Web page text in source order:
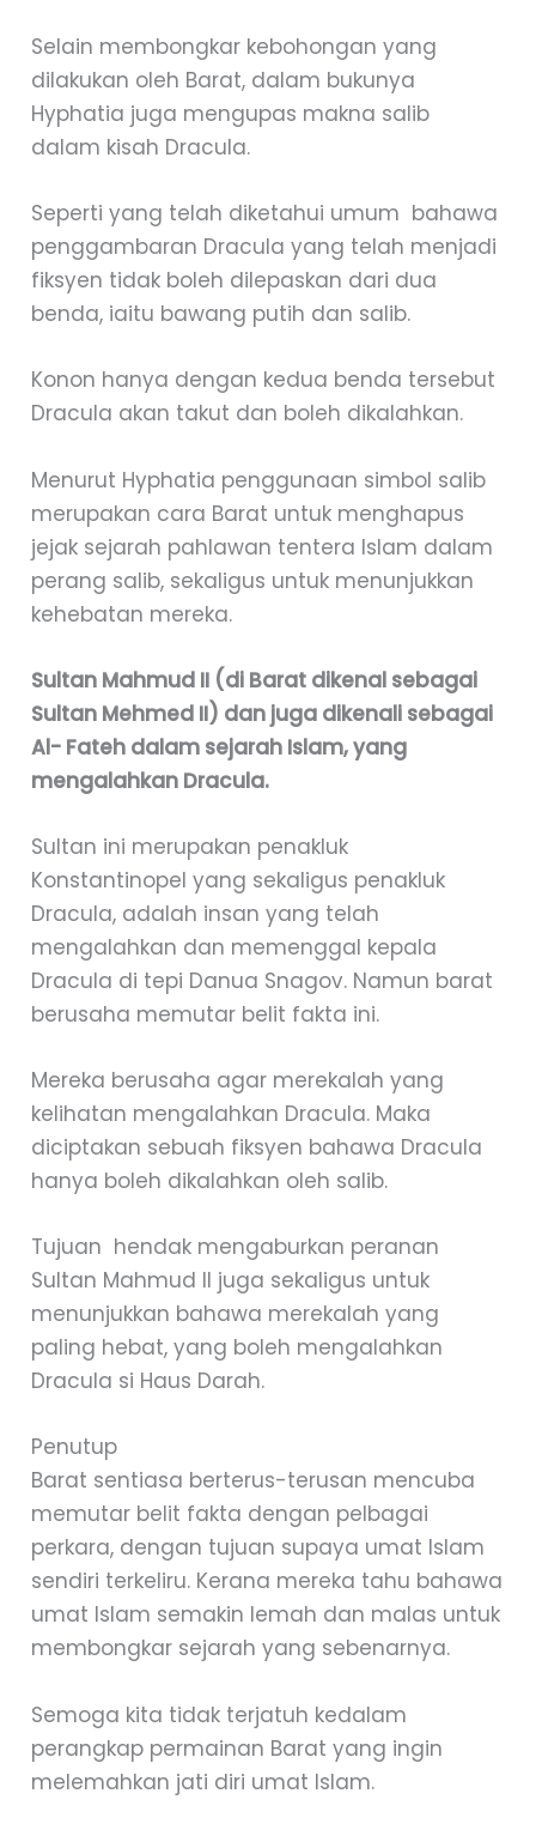
Selain membongkar kebohongan yang
dilakukan oleh Barat, dalam bukunya
Hyphatia juga mengupas makna salib
dalam kisah Dracula.
Seperti yang telah diketahui umum bahawa
penggambaran Dracula yang telah menjadi
fiksyen tidak boleh dilepaskan dari dua
benda, iaitu bawang putih dan salib.
Konon hanya dengan kedua benda tersebut
Dracula akan takut dan boleh dikalahkan.
Menurut Hyphatia penggunaan simbol salib
merupakan cara Barat untuk menghapus
jejak sejarah pahlawan tentera Islam dalam
perang salib, sekaligus untuk menunjukkan
kehebatan mereka.
Sultan Mahmud II (di Barat dikenal sebagai
Sultan Mehmed II) dan juga dikenali sebagai
Al- Fateh dalam sejarah Islam, yang
mengalahkan Dracula.
Sultan ini merupakan penakluk
Konstantinopel yang sekaligus penakluk
Dracula, adalah insan yang telah
mengalahkan dan memenggal kepala
Dracula di tepi Danua Snagov. Namun barat
berusaha memutar belit fakta ini.
Mereka berusaha agar merekalah yang
kelihatan mengalahkan Dracula. Maka
diciptakan sebuah fiksyen bahawa Dracula
hanya boleh dikalahkan oleh salib.
Tujuan hendak mengaburkan peranan
Sultan Mahmud II juga sekaligus untuk
menunjukkan bahawa merekalah yang
paling hebat, yang boleh mengalahkan
Dracula si Haus Darah.
Penutup
Barat sentiasa berterus-terusan mencuba
memutar belit fakta dengan pelbagai
perkara, dengan tujuan supaya umat Islam
sendiri terkeliru. Kerana mereka tahu bahawa
umat Islam semakin lemah dan malas untuk
membongkar sejarah yang sebenarnya.
Semoga kita tidak terjatuh kedalam
perangkap permainan Barat yang ingin
melemahkan jati diri umat Islam.